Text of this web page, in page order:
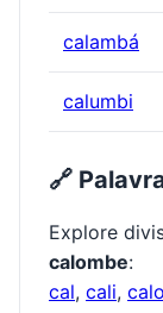
calambá
calumbi
🔗
Explore
calombe:
cal, cali, calo